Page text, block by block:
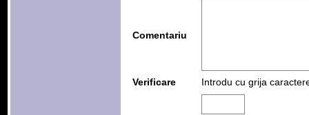
Comentariu
Verificare Introdu cu grija